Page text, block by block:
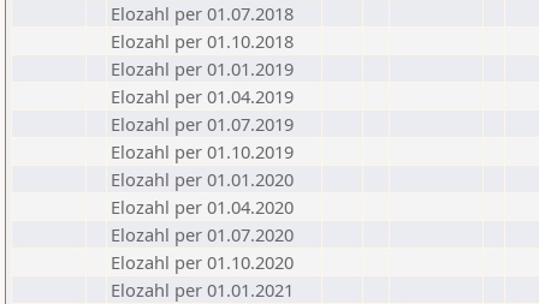
Elozahl per 01.07.2018
Elozahl per 01.10.2018
Elozahl per 01.01.2019
Elozahl per 01.04.2019
Elozahl per 01.07.2019
Elozahl per 01.10.2019
Elozahl per 01.01.2020
Elozahl per 01.04.2020
Elozahl per 01.07.2020
Elozahl per 01.10.2020
Elozahl per 01.01.2021